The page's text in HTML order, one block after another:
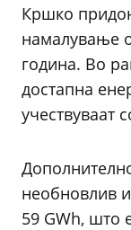
Кршко
намалување
година. Во
достапна
учествуваат
необновлив
59 GWh, што